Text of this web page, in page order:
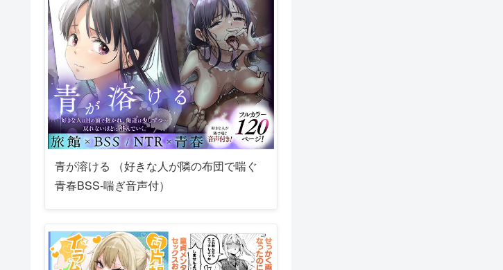
青が溶ける （好きな人が隣の布団で喘ぐ
青春BSS-喘ぎ音声付）